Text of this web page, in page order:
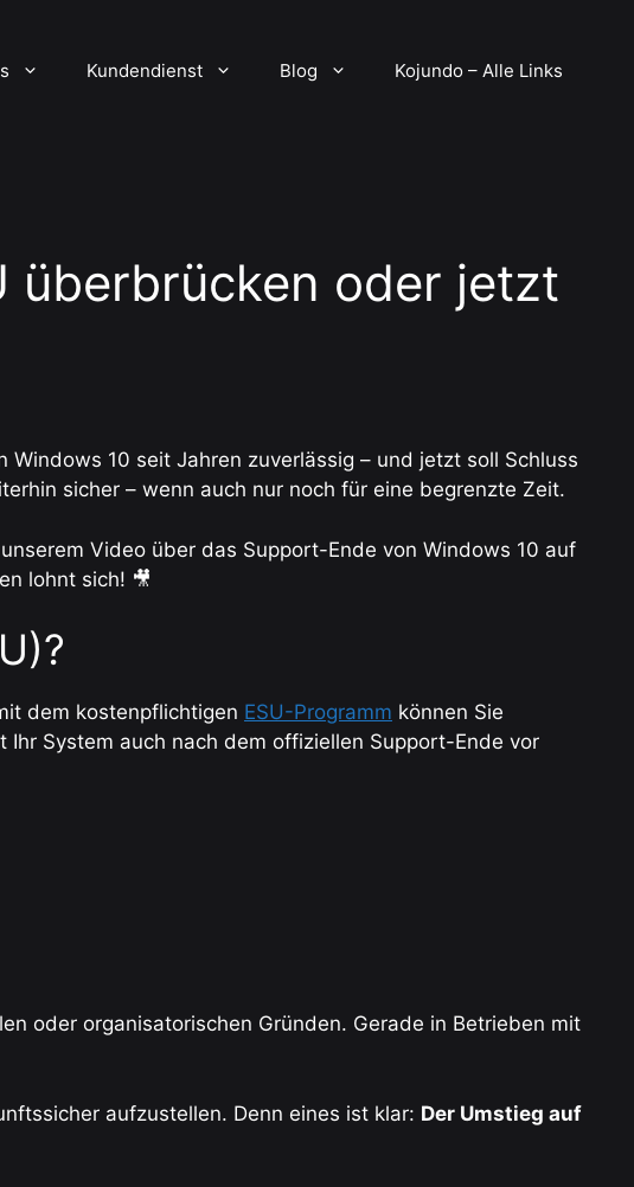
Kundendienst Blog Kojundo – Alle Links
überbrücken oder jetzt
10 seit Jahren zuverlässig – und jetzt soll Schluss
sicher – wenn auch nur noch für eine begrenzte Zeit.
Video über das Support-Ende von Windows 10 auf
lohnt sich! 🎥
dem kostenpflichtigen ESU-Programm können Sie
System auch nach dem offiziellen Support-Ende vor
oder organisatorischen Gründen. Gerade in Betrieben mit
aufzustellen. Denn eines ist klar: Der Umstieg auf